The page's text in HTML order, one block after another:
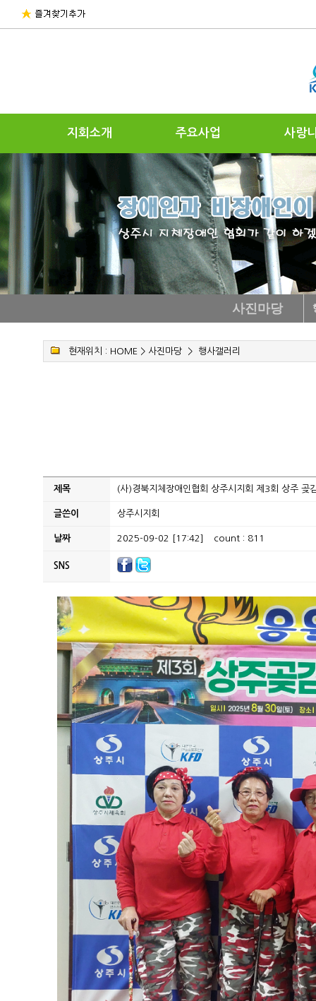
지회소개 주요사업 사랑
사진마당
현재위치 : HOME > 사진마당> 행사갤러리
제목 (사)경북지체장애인협회 상주시지회 제3회 상주 곶
글쓴이 상주시지회
날짜 2025-09-02 [17:42] count : 811
SNS